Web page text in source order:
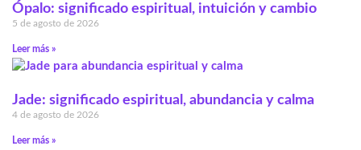
Ópalo: significado espiritual, intuición y cambio
5 de agosto de 2026
Leer más »
Jade: significado espiritual, abundancia y calma
4 de agosto de 2026
Leer más »